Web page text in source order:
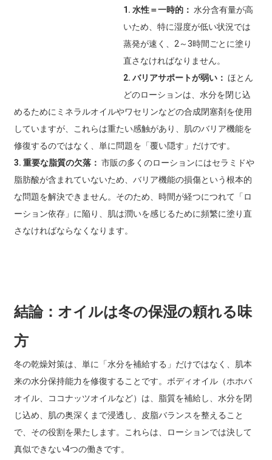
1. 水性＝一時的： 水分含有量が高
いため、特に湿度が低い状況では
蒸発が速く、2～3時間ごとに塗り
直さなければなりません。
2. バリアサポートが弱い： ほとん
どのローションは、水分を閉じ込
めるためにミネラルオイルやワセリンなどの合成閉塞剤を使用
していますが、これらは重たい感触があり、肌のバリア機能を
修復するのではなく、単に問題を「覆い隠す」だけです。
3. 重要な脂質の欠落： 市販の多くのローションにはセラミドや
脂肪酸が含まれていないため、バリア機能の損傷という根本的
な問題を解決できません。そのため、時間が経つにつれて「ロ
ーション依存」に陥り、肌は潤いを感じるために頻繁に塗り直
さなければならなくなります。
結論：オイルは冬の保湿の頼れる味
方
冬の乾燥対策は、単に「水分を補給する」だけではなく、肌本
来の水分保持能力を修復することです。ボディオイル（ホホバ
オイル、ココナッツオイルなど）は、脂質を補給し、水分を閉
じ込め、肌の奥深くまで浸透し、皮脂バランスを整えること
で、その役割を果たします。これらは、ローションでは決して
真似できない4つの働きです。